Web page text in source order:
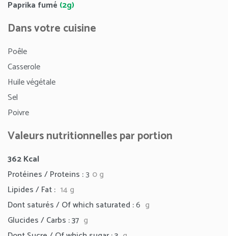
Paprika fumé (2g)
Dans votre cuisine
Poêle
Casserole
Huile végétale
Sel
Poivre
Valeurs nutritionnelles par portion
362Kcal
Protéines / Proteins :3 0 g
Lipides / Fat : 14 g
Dont saturés / Of which saturated :6 g
Glucides / Carbs : 37 g